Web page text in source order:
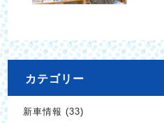
カテゴリー
新車情報 (33)